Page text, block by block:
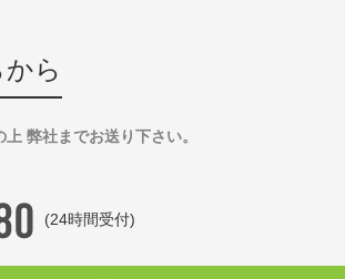
ら
弊社までお送り下さい。
(24時間受付)